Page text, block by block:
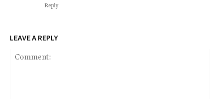
Reply
LEAVE A REPLY